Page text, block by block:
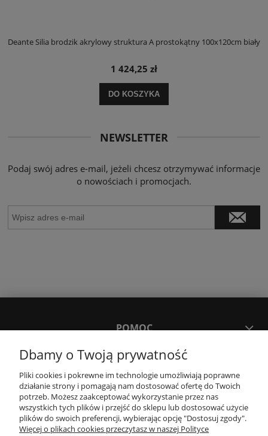
Deante Silia brodzik akrylowy struktura A prostokątny 100x120cm biały
1 424,25 zł
DO KOSZYKA
NEWSLETTER
Podaj swój adres e-mail, jeżeli chcesz otrzymywać informacje
o nowościach i promocjach.
POMOC
MOJE KONTO
PŁATNOŚCI I DOSTAWA
Dbamy o Twoją prywatność
Pliki cookies i pokrewne im technologie umożliwiają poprawne
działanie strony i pomagają nam dostosować ofertę do Twoich
potrzeb. Możesz zaakceptować wykorzystanie przez nas
wszystkich tych plików i przejść do sklepu lub dostosować użycie
plików do swoich preferencji, wybierając opcję "Dostosuj zgody".
Więcej o plikach cookies przeczytasz w naszej Polityce